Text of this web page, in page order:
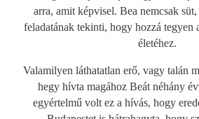
arra, amit képvisel. Bea nemcsak
feladatának tekinti, hogy hozzá tegyen
életéhez.
Valamilyen láthatatlan erő, vagy talán
hegy hívta magához Beát néhány
egyértelmű volt ez a hívás, hogy